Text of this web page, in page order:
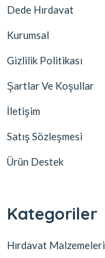
Dede Hırdavat
Kurumsal
Gizlilik Politikası
Şartlar Ve Koşullar
İletişim
Satış Sözleşmesi
Ürün Destek
Kategoriler
Hırdavat Malzemeleri